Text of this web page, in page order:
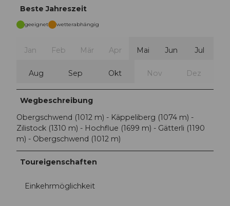
Beste Jahreszeit
geeignet wetterabhängig
Jan Feb Mär Apr Mai Jun Jul
Aug Sep Okt Nov Dez
Wegbeschreibung
Obergschwend (1012 m) - Käppeliberg (1074 m) -
Zilistock (1310 m) - Hochflue (1699 m) - Gätterli (1190
m) - Obergschwend (1012 m)
Toureigenschaften
Einkehrmöglichkeit